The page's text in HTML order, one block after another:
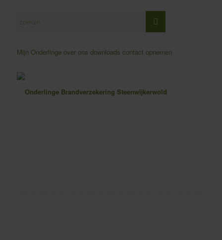
Mijn Onderlinge over ons downloads contact opnemen